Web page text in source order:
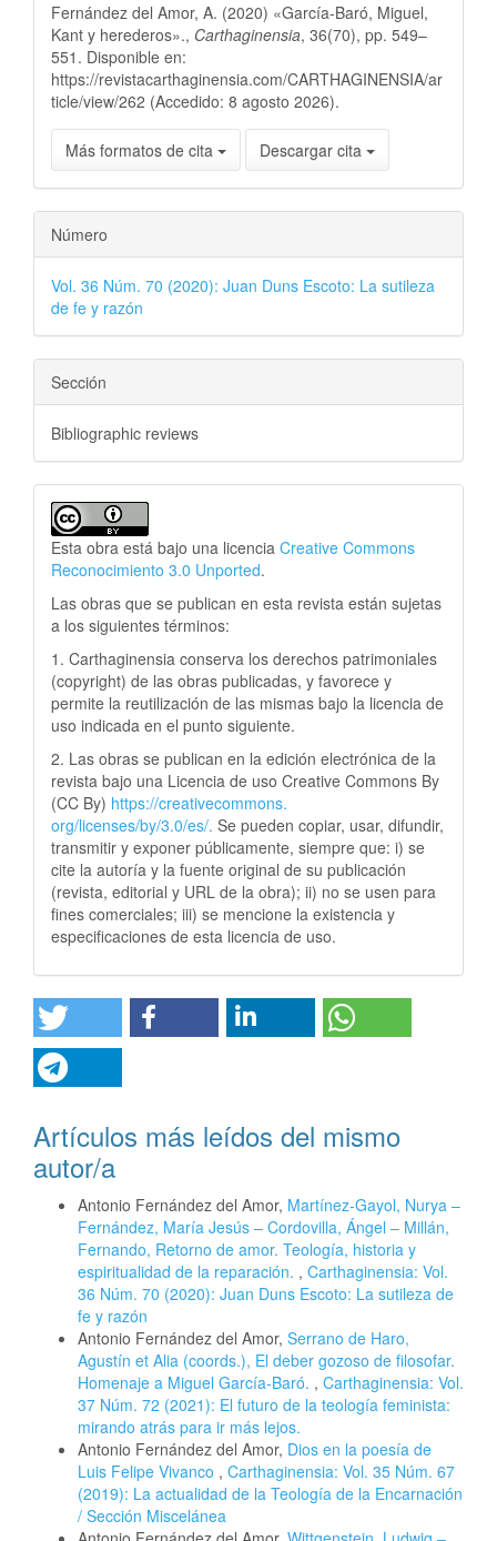
Fernández del Amor, A. (2020) «García-Baró, Miguel,
Kant y herederos»., Carthaginensia, 36(70), pp. 549–
551. Disponible en:
https://revistacarthaginensia.com/CARTHAGINENSIA/ar
ticle/view/262 (Accedido: 8 agosto 2026).
Más formatos de cita Descargar cita
Número
Vol. 36 Núm. 70 (2020): Juan Duns Escoto: La sutileza
de fe y razón
Sección
Bibliographic reviews
Esta obra está bajo una licencia Creative Commons
Reconocimiento 3.0 Unported.
Las obras que se publican en esta revista están sujetas
a los siguientes términos:
1. Carthaginensia conserva los derechos patrimoniales
(copyright) de las obras publicadas, y favorece y
permite la reutilización de las mismas bajo la licencia de
uso indicada en el punto siguiente.
2. Las obras se publican en la edición electrónica de la
revista bajo una Licencia de uso Creative Commons By
(CC By) https://creativecommons.
org/licenses/by/3.0/es/. Se pueden copiar, usar, difundir,
transmitir y exponer públicamente, siempre que: i) se
cite la autoría y la fuente original de su publicación
(revista, editorial y URL de la obra); ii) no se usen para
fines comerciales; iii) se mencione la existencia y
especificaciones de esta licencia de uso.
Artículos más leídos del mismo
autor/a
Antonio Fernández del Amor, Martínez-Gayol, Nurya –
Fernández, María Jesús – Cordovilla, Ángel – Millán,
Fernando, Retorno de amor. Teología, historia y
espiritualidad de la reparación. , Carthaginensia: Vol.
36 Núm. 70 (2020): Juan Duns Escoto: La sutileza de
fe y razón
Antonio Fernández del Amor, Serrano de Haro,
Agustín et Alia (coords.), El deber gozoso de filosofar.
Homenaje a Miguel García-Baró. , Carthaginensia: Vol.
37 Núm. 72 (2021): El futuro de la teología feminista:
mirando atrás para ir más lejos.
Antonio Fernández del Amor, Dios en la poesía de
Luis Felipe Vivanco , Carthaginensia: Vol. 35 Núm. 67
(2019): La actualidad de la Teología de la Encarnación
/ Sección Miscelánea